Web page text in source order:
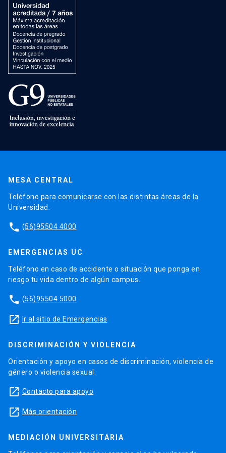
MESA CENTRAL
Teléfono para comunicarse con las distintas áreas de la
Universidad.
phone (56)95504 4000
EMERGENCIAS UC
Teléfono en caso de accidente o situación que ponga en
riesgo tu vida dentro de algún campus.
phone (56)95504 5000
launch Ir al sitio de Emergencias
DISCRIMINACIÓN Y VIOLENCIA
Orientación y apoyo en casos de discriminación, violencia de
género o violencia sexual.
launch Contacto para apoyo
launch Más orientación
MEDIACIÓN UNIVERSITARIA